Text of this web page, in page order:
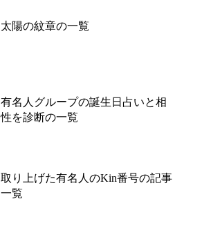
太陽の紋章の一覧
有名人グループの誕生日占いと相
性を診断の一覧
取り上げた有名人のKin番号の記事
一覧